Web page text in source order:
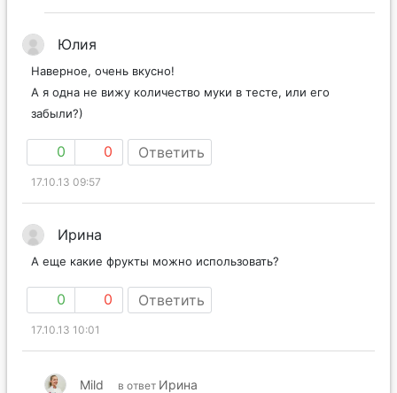
Юлия
Наверное, очень вкусно!
А я одна не вижу количество муки в тесте, или его
забыли?)
0 0 Ответить
17.10.13 09:57
Ирина
А еще какие фрукты можно использовать?
0 0 Ответить
17.10.13 10:01
Mild в ответ Ирина